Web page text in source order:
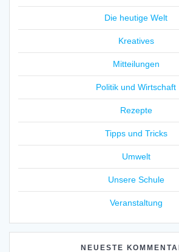
Die heutige Welt
Kreatives
Mitteilungen
Politik und Wirtschaft
Rezepte
Tipps und Tricks
Umwelt
Unsere Schule
Veranstaltung
NEUESTE